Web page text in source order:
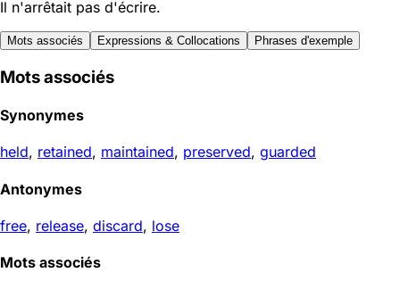
Il n'arrêtait pas d'écrire.
Mots associés Expressions & Collocations Phrases d'exemple
Mots associés
Synonymes
held, retained, maintained, preserved, guarded
Antonymes
free, release, discard, lose
Mots associés